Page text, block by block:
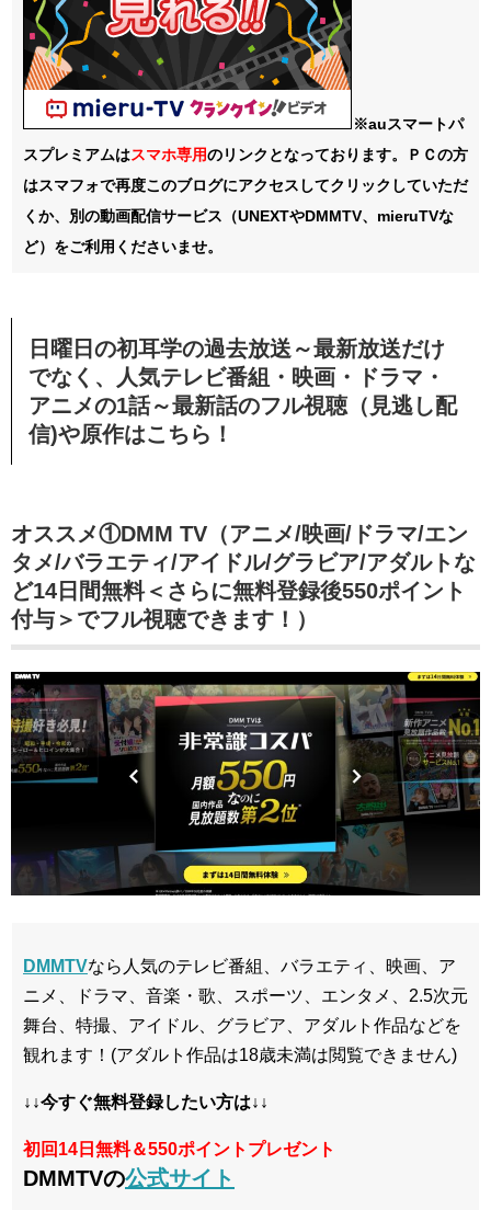
※auスマートパ
スプレミアムはスマホ専用のリンクとなっております。ＰＣの方
はスマフォで再度このブログにアクセスしてクリックしていただ
くか、別の動画配信サービス（UNEXTやDMMTV、mieruTVな
ど）をご利用くださいませ。
日曜日の初耳学の過去放送～最新放送だけ
でなく、人気テレビ番組・映画・ドラマ・
アニメの1話～最新話のフル視聴（見逃し配
信)や原作はこちら！
オススメ①DMM TV（アニメ/映画/ドラマ/エン
タメ/バラエティ/アイドル/グラビア/アダルトな
ど14日間無料＜さらに無料登録後550ポイント
付与＞でフル視聴できます！）
DMMTVなら人気のテレビ番組、バラエティ、映画、ア
ニメ、ドラマ、音楽・歌、スポーツ、エンタメ、2.5次元
舞台、特撮、アイドル、グラビア、アダルト作品などを
観れます！(アダルト作品は18歳未満は閲覧できません)
↓↓今すぐ無料登録したい方は↓↓
初回14日無料＆550ポイントプレゼント
DMMTVの公式サイト